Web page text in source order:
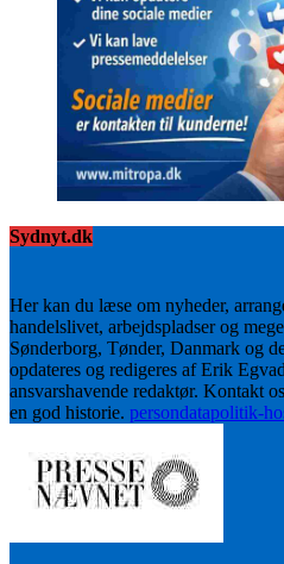
Sydnyt.dk
Her kan du læse om nyheder,
handelslivet, arbejdspladser og
Sønderborg, Tønder, Danmark og
opdateres og redigeres af Erik
ansvarshavende redaktør. Kontakt
en god historie. persondatapolitik-